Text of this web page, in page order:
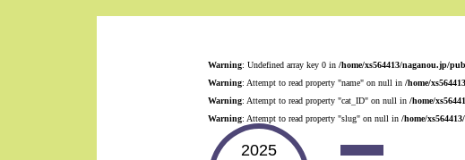
Warning: Undefined array key 0 in /home/xs564413/naganou.jp/
Warning: Attempt to read property "name" on null in /home/
Warning: Attempt to read property "cat_ID" on null in /home/
Warning: Attempt to read property "slug" on null in /home/
2025